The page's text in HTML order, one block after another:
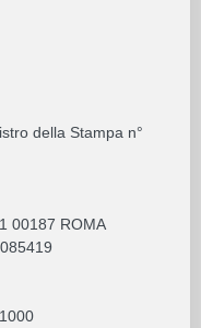
della Stampa n°
00187 ROMA